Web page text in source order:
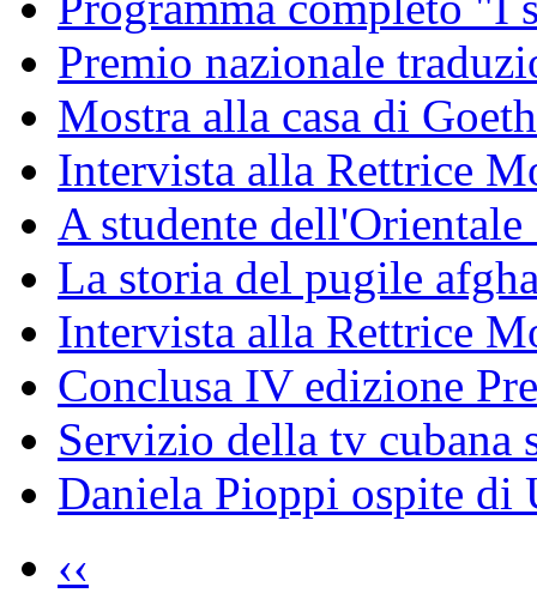
Premio nazionale
Mostra alla casa di
Intervista alla Rettrice
A studente
La storia del pugile
Intervista alla Rettrice
Conclusa IV edizione
Servizio della tv
Daniela Pioppi ospite di
‹‹